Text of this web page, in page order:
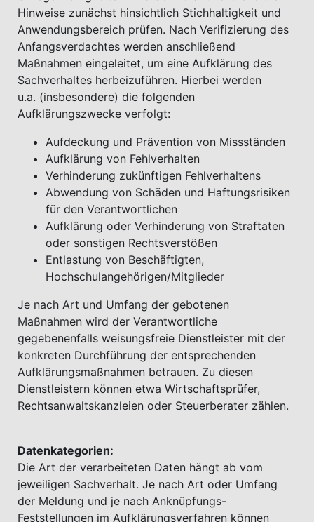
Hinweise zunächst hinsichtlich Stichhaltigkeit und
Anwendungsbereich prüfen. Nach Verifizierung des
Anfangsverdachtes werden anschließend
Maßnahmen eingeleitet, um eine Aufklärung des
Sachverhaltes herbeizuführen. Hierbei werden
u.a. (insbesondere) die folgenden
Aufklärungszwecke verfolgt:
Aufdeckung und Prävention von Missständen
Aufklärung von Fehlverhalten
Verhinderung zukünftigen Fehlverhaltens
Abwendung von Schäden und Haftungsrisiken
für den Verantwortlichen
Aufklärung oder Verhinderung von Straftaten
oder sonstigen Rechtsverstößen
Entlastung von Beschäftigten,
Hochschulangehörigen/Mitglieder
Je nach Art und Umfang der gebotenen
Maßnahmen wird der Verantwortliche
gegebenenfalls weisungsfreie Dienstleister mit der
konkreten Durchführung der entsprechenden
Aufklärungsmaßnahmen betrauen. Zu diesen
Dienstleistern können etwa Wirtschaftsprüfer,
Rechtsanwaltskanzleien oder Steuerberater zählen.
Datenkategorien:
Die Art der verarbeiteten Daten hängt ab vom
jeweiligen Sachverhalt. Je nach Art oder Umfang
der Meldung und je nach Anknüpfungs-
Feststellungen im Aufklärungsverfahren können